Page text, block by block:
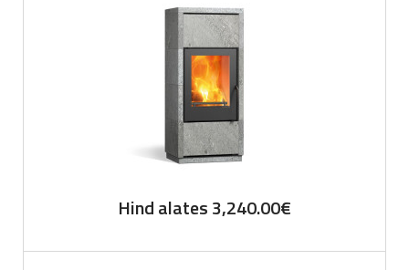
Hind alates3,240.00€